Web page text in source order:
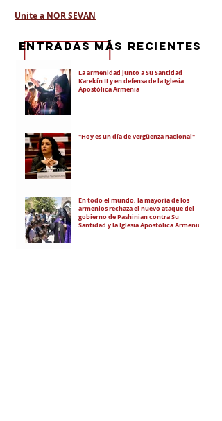
Unite a NOR SEVAN
La armenidad junto a Su Santidad
Karekín II y en defensa de la Iglesia
Apostólica Armenia
"Hoy es un día de vergüenza nacional"
En todo el mundo, la mayoría de los
armenios rechaza el nuevo ataque del
gobierno de Pashinian contra Su
Santidad y la Iglesia Apostólica Armenia
eNTRADAS MÁS RECIENTES